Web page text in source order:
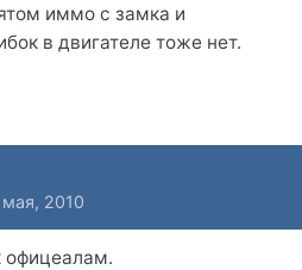
иммо с замка и
в двигателе тоже нет.
2010
офицеалам.